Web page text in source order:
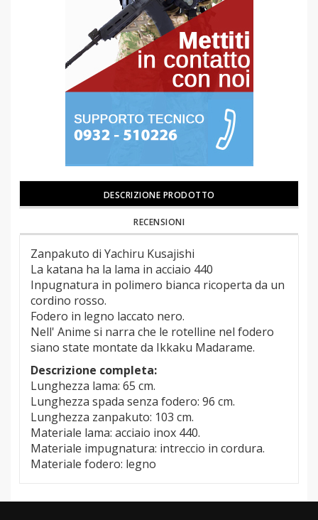
DESCRIZIONE PRODOTTO
RECENSIONI
Zanpakuto di Yachiru Kusajishi
La katana ha la lama in acciaio 440
Inpugnatura in polimero bianca ricoperta da un
cordino rosso.
Fodero in legno laccato nero.
Nell' Anime si narra che le rotelline nel fodero
siano state montate da Ikkaku Madarame.
Descrizione completa:
Lunghezza lama: 65 cm.
Lunghezza spada senza fodero: 96 cm.
Lunghezza zanpakuto: 103 cm.
Materiale lama: acciaio inox 440.
Materiale impugnatura: intreccio in cordura.
Materiale fodero: legno